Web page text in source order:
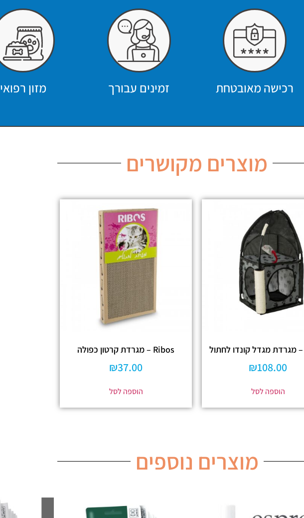
רכישה מאובטחת זמינים עבורך מזון רפואי
מוצרים מקושרים
₪108.00
הוספה לסל
Ribos – מגרדת קרטון כפולה
₪37.00
הוספה לסל
מוצרים נוספים